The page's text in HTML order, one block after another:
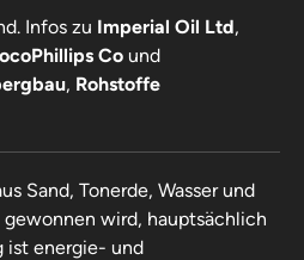
Infos zu Imperial Oil Ltd,
Co und
, Rohstoffe
Sand, Tonerde, Wasser und
wird, hauptsächlich
ist energie- und